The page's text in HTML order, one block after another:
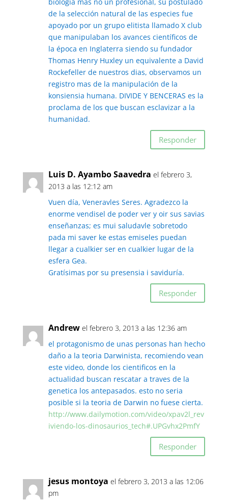
de la selección natural de las especies fue
apoyado por un grupo elitista llamado X club
que manipulaban los avances científicos de
la época en Inglaterra siendo su fundador
Thomas Henry Huxley un equivalente a David
Rockefeller de nuestros dias, observamos un
registro mas de la manipulación de la
konsiensia humana. DIVIDE Y BENCERAS es la
proclama de los que buscan esclavizar a la
humanidad.
Responder
Luis D. Ayambo Saavedra el febrero 3,
2013 a las 12:12 am
Vuen día, Veneravles Seres. Agradezco la
enorme vendisel de poder ver y oir sus savias
enseñanzas; es mui saludavle sobretodo
pada mi saver ke estas emiseles puedan
llegar a cualkier ser en cualkier lugar de la
esfera Gea.
Gratísimas por su presensia i saviduría.
Responder
Andrew el febrero 3, 2013 a las 12:36 am
el protagonismo de unas personas han hecho
daño a la teoria Darwinista, recomiendo vean
este video, donde los cientificos en la
actualidad buscan rescatar a traves de la
genetica los antepasados. esto no seria
posible si la teoria de Darwin no fuese cierta.
http://www.dailymotion.com/video/xpav2l_rev
iviendo-los-dinosaurios_tech#.UPGvhx2PmfY
Responder
jesus montoya el febrero 3, 2013 a las 12:06
pm